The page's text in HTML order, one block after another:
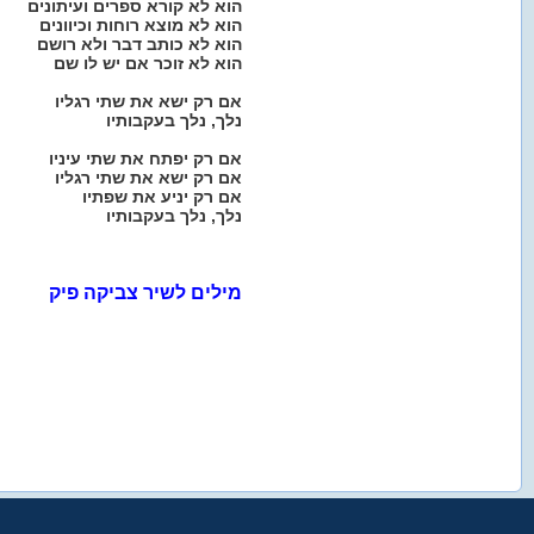
הוא לא קורא ספרים ועיתונים
הוא לא מוצא רוחות וכיוונים
הוא לא כותב דבר ולא רושם
הוא לא זוכר אם יש לו שם
אם רק ישא את שתי רגליו
נלך, נלך בעקבותיו
אם רק יפתח את שתי עיניו
אם רק ישא את שתי רגליו
אם רק יניע את שפתיו
נלך, נלך בעקבותיו
מילים לשיר צביקה פיק